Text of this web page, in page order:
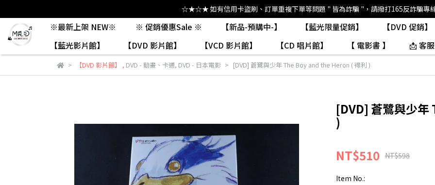
☆★☆★ 如有信用卡盜刷、訂單重複下單等問題 " 皆為詐騙 "，請撥打165反詐騙
※最新上架 NEW※ ※ 促銷優惠Sale ※ 【新品-預購中-】 【藍光限量促銷】 【DVD 促銷】
【藍光影片館】
【DVD 影片館】 【VCD 影片館】 【CD 唱片館】 【 電影書 】 📩 客
【DVD 影片館】 , DVD - 動畫、卡通, DVD - 日本電影 [DVD] 蒼鷺與少年 The Boy and the Heron ( 得利 )
[DVD] 蒼鷺與少
)
NT$510 NT$598
Item No.: